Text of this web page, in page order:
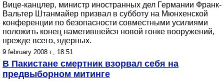
Вице-канцлер, министр иностранных дел Германии Франк-
Вальтер Штанмайер призвал в субботу на Мюнхенской
конференции по безопасности совместными усилиями
положить конец наметившейся новой гонке вооружений,
прежде всего, ядерных.
9 february 2008 г., 18:51
В Пакистане смертник взорвал себя на
предвыборном митинге